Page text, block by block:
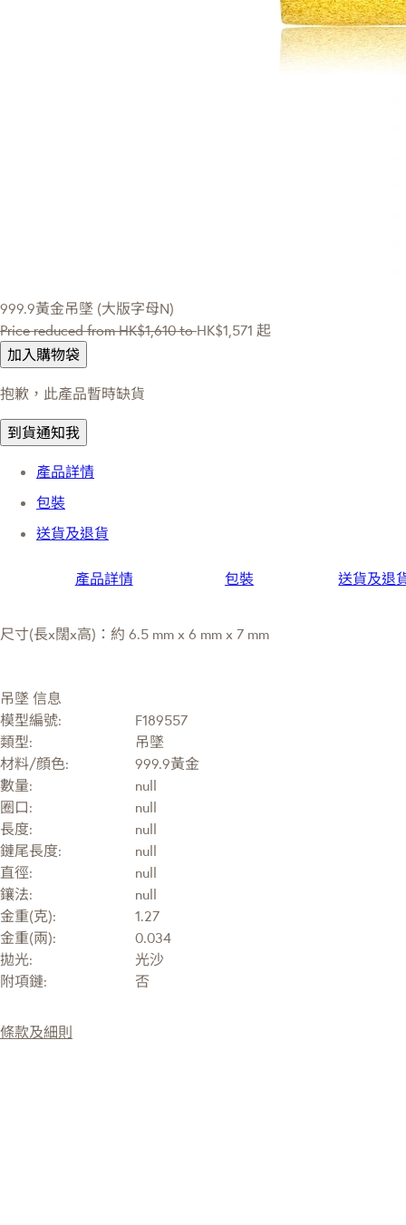
999.9黃金吊墜 (大版字母N)
Price reduced fromHK$1,610 toHK$1,571 起
加入購物袋
抱歉，此產品暫時缺貨
到貨通知我
產品詳情
包裝
送貨及退貨
產品詳情 包裝 送貨及退
尺寸(長x闊x高)：約 6.5 mm x 6 mm x 7 mm
吊墜 信息
模型編號:
F189557
類型:
吊墜
材料/顔色:
999.9黃金
數量:
null
圈口:
null
長度:
null
鏈尾長度:
null
直徑:
null
鑲法:
null
金重(克):
1.27
金重(兩):
0.034
拋光:
光沙
附項鏈:
否
條款及細則